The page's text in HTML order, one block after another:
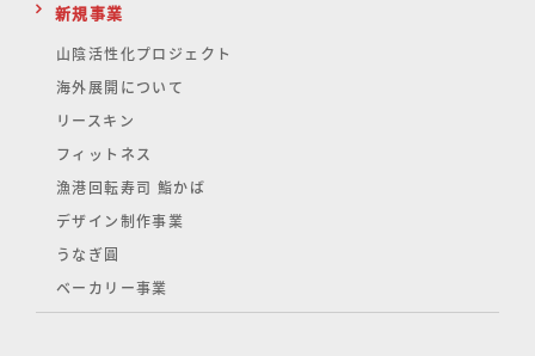
新規事業
山陰活性化プロジェクト
海外展開について
リースキン
フィットネス
漁港回転寿司 鮨かば
デザイン制作事業
うなぎ圓
ベーカリー事業